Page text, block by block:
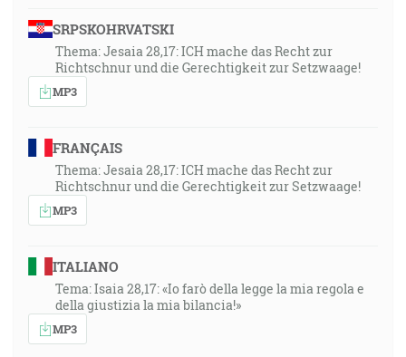
SRPSKOHRVATSKI
Thema: Jesaia 28,17: ICH mache das Recht zur
Richtschnur und die Gerechtigkeit zur Setzwaage!
MP3
FRANÇAIS
Thema: Jesaia 28,17: ICH mache das Recht zur
Richtschnur und die Gerechtigkeit zur Setzwaage!
MP3
ITALIANO
Tema: Isaia 28,17: «Io farò della legge la mia regola e
della giustizia la mia bilancia!»
MP3